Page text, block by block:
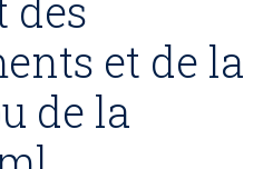
des
et de la
de la